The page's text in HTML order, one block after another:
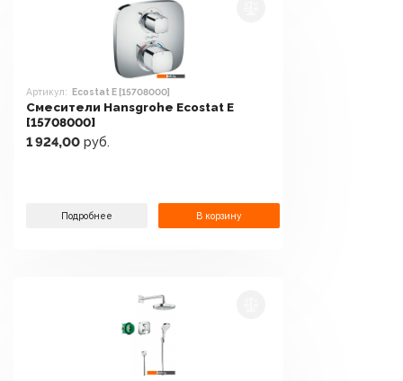
Артикул: Ecostat E [15708000]
Смесители Hansgrohe Ecostat E
[15708000]
1 924,00 руб.
Подробнее В корзину